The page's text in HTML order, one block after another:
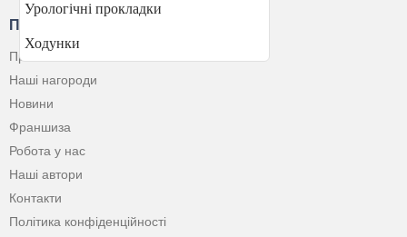
Урологічні прокладки
Ходунки
Про Компанію
Про нас
Наші нагороди
Новини
Франшиза
Робота у нас
Наші автори
Контакти
Політика конфіденційності